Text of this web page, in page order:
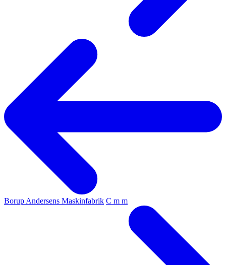
Borup Andersens Maskinfabrik C m m